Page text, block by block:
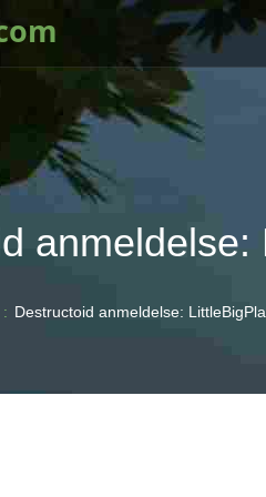
anmeldelse:
Destructoid anmeldelse: